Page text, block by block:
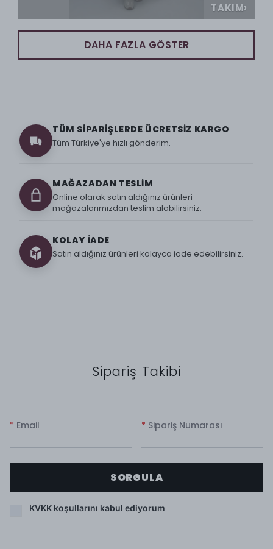
TAKIM›
DAHA FAZLA GÖSTER
TÜM SİPARİŞLERDE ÜCRETSİZ KARGO
Tüm Türkiye'ye hızlı gönderim.
MAĞAZADAN TESLİM
Online olarak satın aldığınız ürünleri
mağazalarımızdan teslim alabilirsiniz.
KOLAY İADE
Satın aldığınız ürünleri kolayca iade edebilirsiniz.
Sipariş Takibi
* Email * Sipariş Numarası
SORGULA
KVKK koşullarını kabul ediyorum